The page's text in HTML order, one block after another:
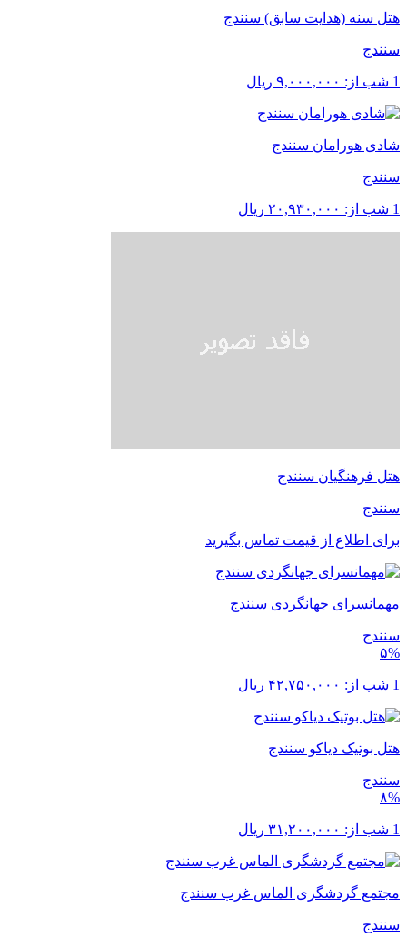
هتل سنه (هدایت سابق) سنندج
سنندج
1 شب از: ۹,۰۰۰,۰۰۰ ریال
شادی هورامان سنندج
سنندج
1 شب از: ۲۰,۹۳۰,۰۰۰ ریال
هتل فرهنگیان سنندج
سنندج
برای اطلاع از قیمت تماس بگیرید
مهمانسرای جهانگردی سنندج
سنندج
۵%
1 شب از: ۴۲,۷۵۰,۰۰۰ ریال
هتل بوتیک دیاکو سنندج
سنندج
۸%
1 شب از: ۳۱,۲۰۰,۰۰۰ ریال
مجتمع گردشگری الماس غرب سنندج
سنندج